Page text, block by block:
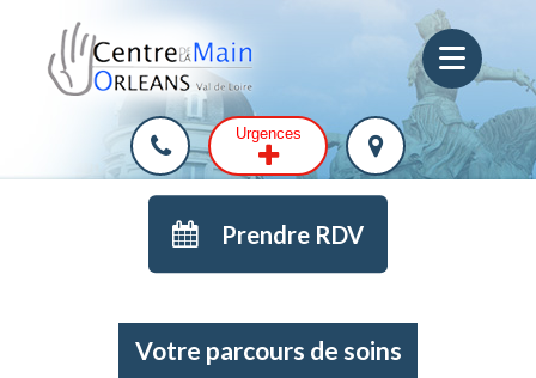
Urgences
Prendre RDV
Votre parcours de soins